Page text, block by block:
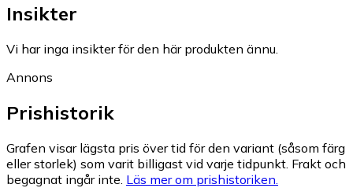
Insikter
Vi har inga insikter för den här produkten ännu.
Annons
Prishistorik
Grafen visar lägsta pris över tid för den variant (såsom färg
eller storlek) som varit billigast vid varje tidpunkt. Frakt och
begagnat ingår inte. Läs mer om prishistoriken.